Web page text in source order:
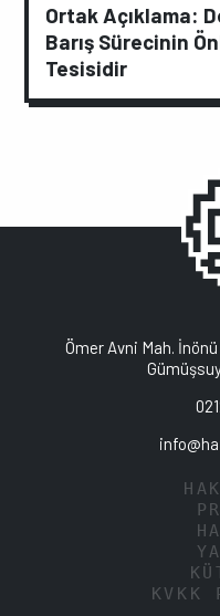
Ortak Açıklama:
Barış Sürecinin
Tesisidir
Ömer Avni Mah.
KVKK